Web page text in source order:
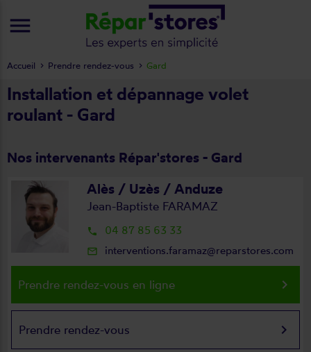
Installation et dépannage volet
roulant - Gard
Nos intervenants Répar'stores - Gard
Alès / Uzès / Anduze
Jean-Baptiste FARAMAZ
local_phone 04 87 85 63 33
mail_outline interventions.faramaz@reparstores.com
Prendre rendez-vous en ligne keyboard_arrow_right
Prendre rendez-vous keyboard_arrow_right
Accueil Prendre rendez-vous Gard
menu